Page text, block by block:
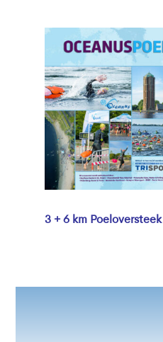
3 + 6 km Poeloversteek